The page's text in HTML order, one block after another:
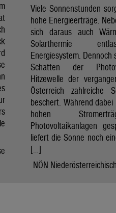
Viele Sonnenstunden
hohe Energieerträge.
sich daraus auch
Solarthermie
Energiesystem. Dennoch
Schatten der
Hitzewelle der
Österreich zahlreiche
beschert. Während
hohen
Photovoltaikanlagen
liefert die Sonne noch
[…]
NÖN